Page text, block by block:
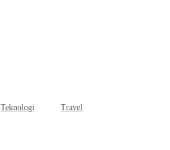
Teknologi
Travel